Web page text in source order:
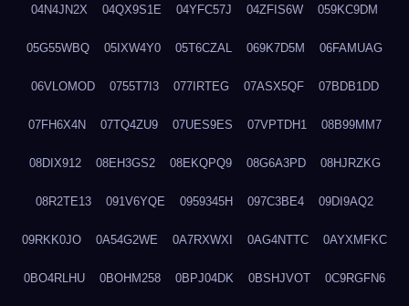
04N4JN2X 04QX9S1E 04YFC57J 04ZFIS6W 059KC9DM
05G55WBQ 05IXW4Y0 05T6CZAL 069K7D5M 06FAMUAG
06VLOMOD 0755T7I3 077IRTEG 07ASX5QF 07BDB1DD
07FH6X4N 07TQ4ZU9 07UES9ES 07VPTDH1 08B99MM7
08DIX912 08EH3GS2 08EKQPQ9 08G6A3PD 08HJRZKG
08R2TE13 091V6YQE 0959345H 097C3BE4 09DI9AQ2
09RKK0JO 0A54G2WE 0A7RXWXI 0AG4NTTC 0AYXMFKC
0BO4RLHU 0BOHM258 0BPJ04DK 0BSHJVOT 0C9RGFN6